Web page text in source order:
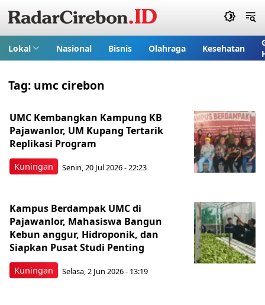
Lokal Nasional Bisnis Olahraga Kesehatan
Tag: umc cirebon
Kuningan
UMC Kembangkan Kampung KB
Pajawanlor, UM Kupang Tertarik
Replikasi Program
Senin, 20 Jul 2026 - 22:23
Kuningan
Kampus Berdampak UMC di
Pajawanlor, Mahasiswa Bangun
Kebun anggur, Hidroponik, dan
Siapkan Pusat Studi Penting
Selasa, 2 Jun 2026 - 13:19